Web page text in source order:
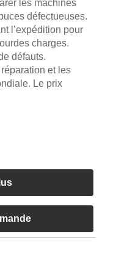
les machines
défectueuses.
l’expédition pour
charges.
défauts.
et les
Le prix